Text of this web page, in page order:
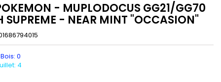
- MUPLODOCUS GG21/GG70
SUPREME - NEAR MINT "OCCASION"
0
4